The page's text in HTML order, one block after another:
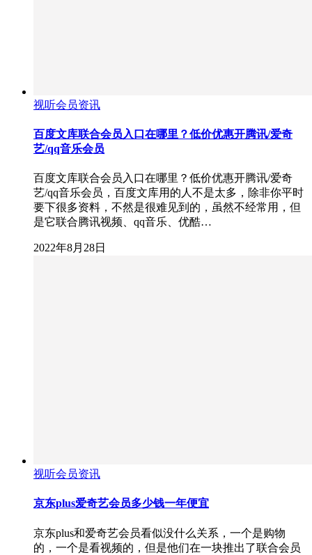
视听会员资讯
百度文库联合会员入口在哪里？低价优惠开腾讯/爱奇
艺/qq音乐会员
百度文库联合会员入口在哪里？低价优惠开腾讯/爱奇
艺/qq音乐会员，百度文库用的人不是太多，除非你平时
要下很多资料，不然是很难见到的，虽然不经常用，但
是它联合腾讯视频、qq音乐、优酷…
2022年8月28日
视听会员资讯
京东plus爱奇艺会员多少钱一年便宜
京东plus和爱奇艺会员看似没什么关系，一个是购物
的，一个是看视频的，但是他们在一块推出了联合会员